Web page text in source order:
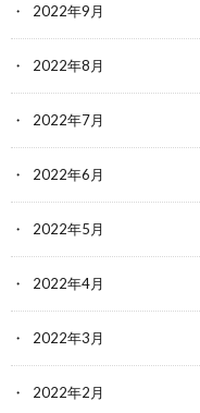
2022年9月
2022年8月
2022年7月
2022年6月
2022年5月
2022年4月
2022年3月
2022年2月